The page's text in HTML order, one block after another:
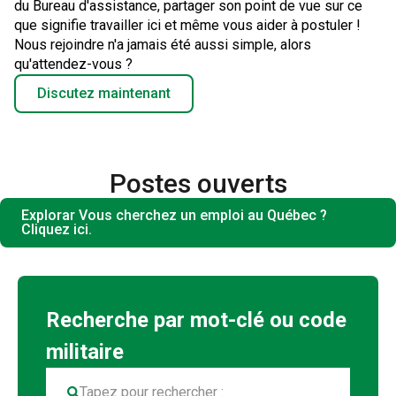
du Bureau d'assistance, partager son point de vue sur ce
que signifie travailler ici et même vous aider à postuler !
Nous rejoindre n'a jamais été aussi simple, alors
qu'attendez-vous ?
Discutez maintenant
Postes ouverts
Explorar Vous cherchez un emploi au Québec ?
Cliquez ici.